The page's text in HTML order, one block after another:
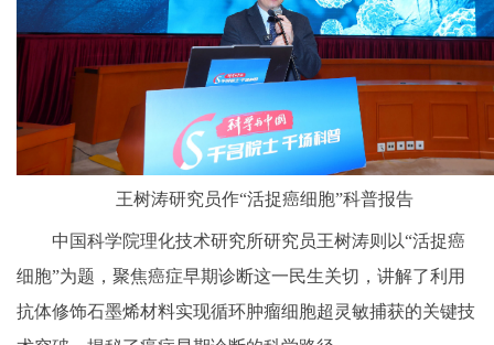
王树涛研究员作“活捉癌细胞”科普报告
中国科学院理化技术研究所研究员王树涛则以“活捉癌
细胞”为题，聚焦癌症早期诊断这一民生关切，讲解了利用
抗体修饰石墨烯材料实现循环肿瘤细胞超灵敏捕获的关键技